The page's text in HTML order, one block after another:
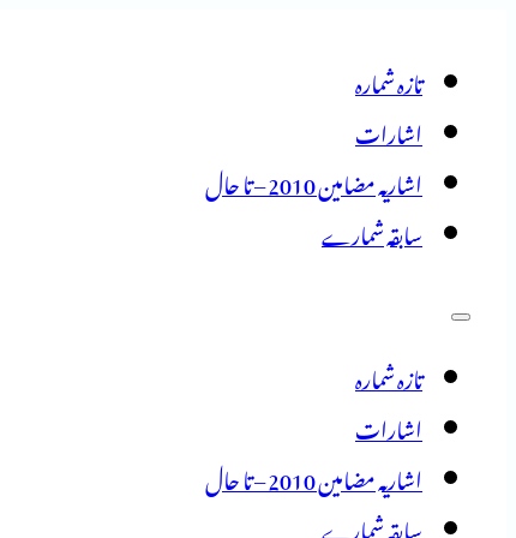
تازہ شمارہ
اشارات
اشاریہ مضامین 2010 – تا حال
سابقہ شمارے
تازہ شمارہ
اشارات
اشاریہ مضامین 2010 – تا حال
سابقہ شمارے